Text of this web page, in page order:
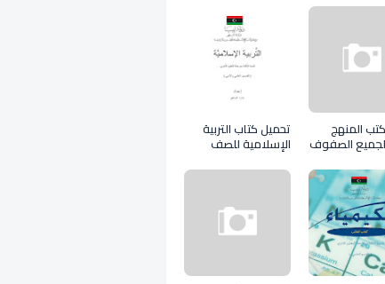
المنهج
لجميع الصفوف
تحميل كتاب التربية
الإسلامية للصف
الثالث ثانوي علمي
ليبيا pdf